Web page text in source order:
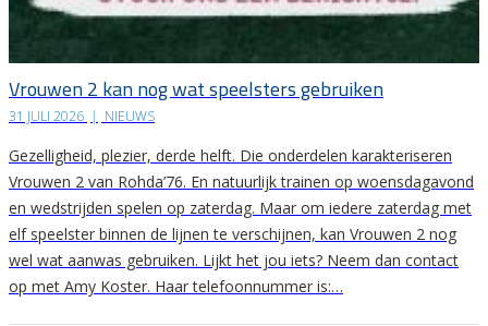
Vrouwen 2 kan nog wat speelsters gebruiken
31 JULI 2026 | NIEUWS
Gezelligheid, plezier, derde helft. Die onderdelen karakteriseren
Vrouwen 2 van Rohda’76. En natuurlijk trainen op woensdagavond
en wedstrijden spelen op zaterdag. Maar om iedere zaterdag met
elf speelster binnen de lijnen te verschijnen, kan Vrouwen 2 nog
wel wat aanwas gebruiken. Lijkt het jou iets? Neem dan contact
op met Amy Koster. Haar telefoonnummer is:…